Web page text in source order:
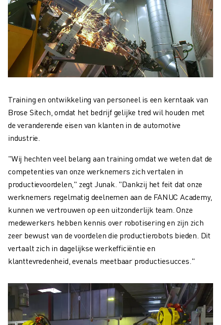
Training en ontwikkeling van personeel is een kerntaak van
Brose Sitech, omdat het bedrijf gelijke tred wil houden met
de veranderende eisen van klanten in de automotive
industrie.
"Wij hechten veel belang aan training omdat we weten dat de
competenties van onze werknemers zich vertalen in
productievoordelen," zegt Junak. "Dankzij het feit dat onze
werknemers regelmatig deelnemen aan de FANUC Academy,
kunnen we vertrouwen op een uitzonderlijk team. Onze
medewerkers hebben kennis over robotisering en zijn zich
zeer bewust van de voordelen die productierobots bieden. Dit
vertaalt zich in dagelijkse werkefficiëntie en
klanttevredenheid, evenals meetbaar productiesucces."